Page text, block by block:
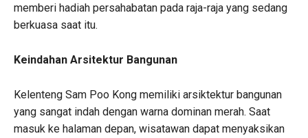
memberi hadiah persahabatan pada raja-raja yang sedang
berkuasa saat itu.
Keindahan Arsitektur Bangunan
Kelenteng Sam Poo Kong memiliki arsiktektur bangunan
yang sangat indah dengan warna dominan merah. Saat
masuk ke halaman depan, wisatawan dapat menyaksikan